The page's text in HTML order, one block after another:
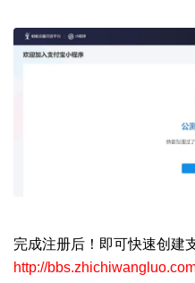
完成注册后！即可快速创建
http://